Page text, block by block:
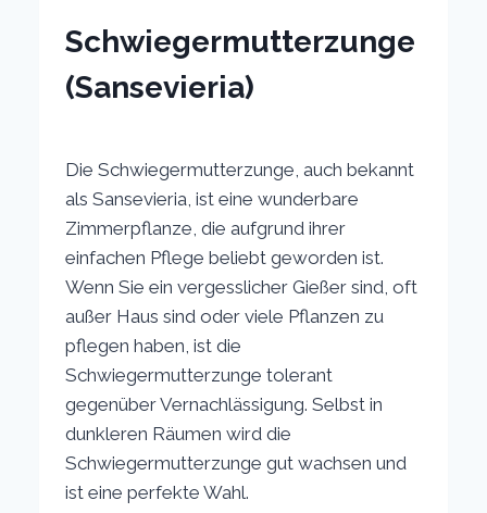
Schwiegermutterzunge
(Sansevieria)
Die Schwiegermutterzunge, auch bekannt
als Sansevieria, ist eine wunderbare
Zimmerpflanze, die aufgrund ihrer
einfachen Pflege beliebt geworden ist.
Wenn Sie ein vergesslicher Gießer sind, oft
außer Haus sind oder viele Pflanzen zu
pflegen haben, ist die
Schwiegermutterzunge tolerant
gegenüber Vernachlässigung. Selbst in
dunkleren Räumen wird die
Schwiegermutterzunge gut wachsen und
ist eine perfekte Wahl.